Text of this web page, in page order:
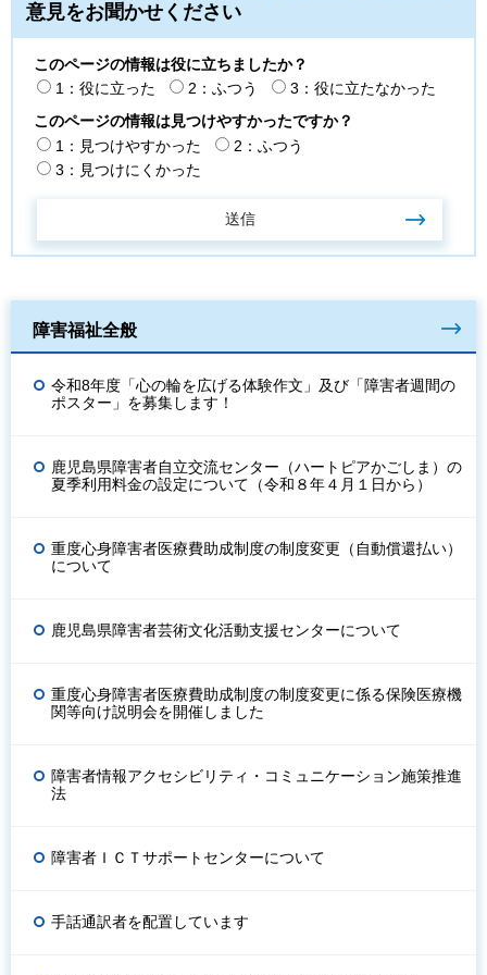
意見をお聞かせください
このページの情報は役に立ちましたか？
1：役に立った
2：ふつう
3：役に立たなかった
このページの情報は見つけやすかったですか？
1：見つけやすかった
2：ふつう
3：見つけにくかった
障害福祉全般
令和8年度「心の輪を広げる体験作文」及び「障害者週間の
ポスター」を募集します！
鹿児島県障害者自立交流センター（ハートピアかごしま）の
夏季利用料金の設定について（令和８年４月１日から）
重度心身障害者医療費助成制度の制度変更（自動償還払い）
について
鹿児島県障害者芸術文化活動支援センターについて
重度心身障害者医療費助成制度の制度変更に係る保険医療機
関等向け説明会を開催しました
障害者情報アクセシビリティ・コミュニケーション施策推進
法
障害者ＩＣＴサポートセンターについて
手話通訳者を配置しています